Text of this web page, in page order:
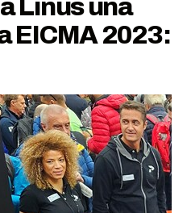
Linus una
EICMA 2023: